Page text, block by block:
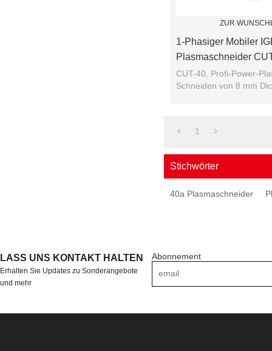
ZUR
1-Phasiger Mobiler
Plasmaschneider
CUT-40, Profi-Power-
Schneiden von 8 mm
1
Stichwörter
40a Plasmaschneider
LASS UNS KONTAKT HALTEN
Erhalten Sie Updates zu Sonderangebote
und mehr
Abonnement